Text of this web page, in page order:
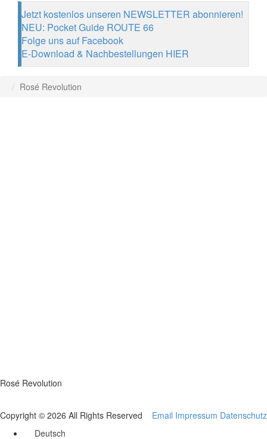
Jetzt kostenlos unseren NEWSLETTER abonnieren!
NEU: Pocket Guide ROUTE 66
Folge uns auf Facebook
E-Download & Nachbestellungen HIER
Rosé Revolution
Rosé Revolution
Copyright © 2026 All Rights Reserved Email Impressum Datenschutz
Deutsch